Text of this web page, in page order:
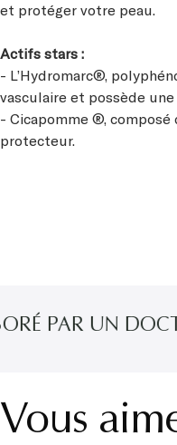
et protéger votre peau.
Actifs stars :
- L’Hydromarc®,
vasculaire et possède
- Cicapomme ®,
protecteur.
PAR UN
Vous